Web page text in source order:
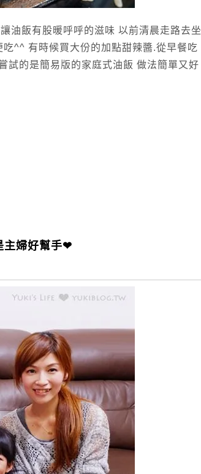
油飯有股暖呼呼的滋味 以前清晨走路去坐
^^ 有時候買大份的加點甜辣醬.從早餐吃
試的是簡易版的家庭式油飯 做法簡單又好
主婦好幫手❤